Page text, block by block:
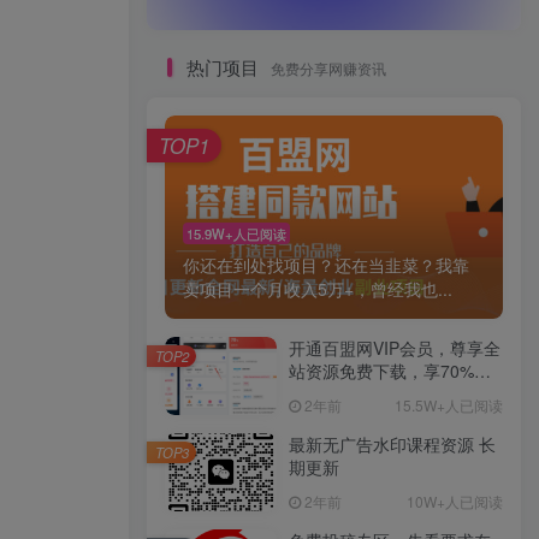
热门项目 免费分享网赚资讯
15.9W+人已阅读
你还在到处找项目？还在当韭菜？我靠
卖项目一个月收入5万+，曾经我也...
TOP1
开通百盟网VIP会员，尊享全
站资源免费下载，享70%的
惠】2年前 15.5W+人已阅读
TOP2
最新无广告水印课程资源 长
期更新
2年前 10W+人已阅读
TOP3